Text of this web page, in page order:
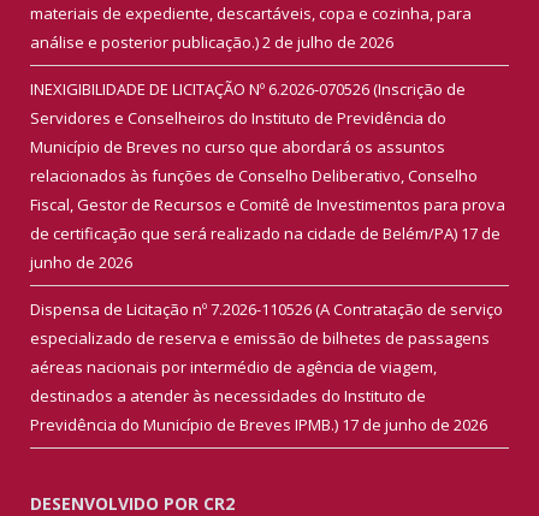
materiais de expediente, descartáveis, copa e cozinha, para
análise e posterior publicação.)2 de julho de 2026
INEXIGIBILIDADE DE LICITAÇÃO Nº 6.2026-070526 (Inscrição de
Servidores e Conselheiros do Instituto de Previdência do
Município de Breves no curso que abordará os assuntos
relacionados às funções de Conselho Deliberativo, Conselho
Fiscal, Gestor de Recursos e Comitê de Investimentos para prova
de certificação que será realizado na cidade de Belém/PA) 17 de
junho de 2026
Dispensa de Licitação nº 7.2026-110526 (A Contratação de serviço
especializado de reserva e emissão de bilhetes de passagens
aéreas nacionais por intermédio de agência de viagem,
destinados a atender às necessidades do Instituto de
Previdência do Município de Breves IPMB.) 17 de junho de 2026
DESENVOLVIDO POR CR2